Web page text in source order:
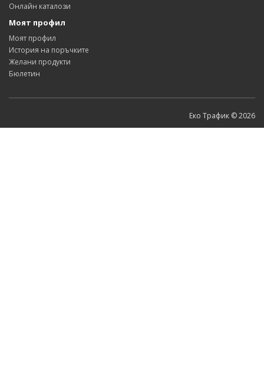
Онлайн каталози
Моят профил
Моят профил
История на поръчките
Желани продукти
Бюлетин
Еко Трафик © 2026